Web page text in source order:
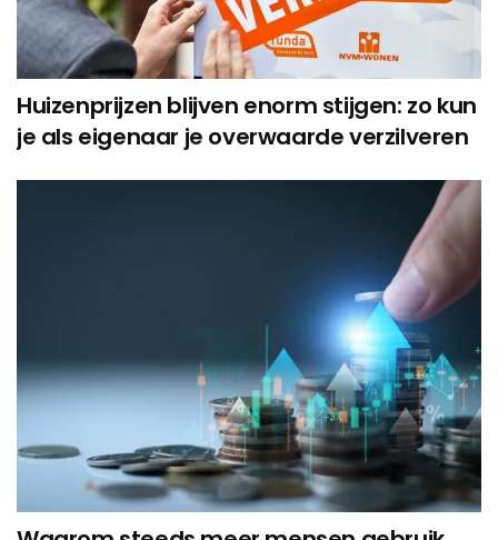
Huizenprijzen blijven enorm stijgen: zo kun
je als eigenaar je overwaarde verzilveren